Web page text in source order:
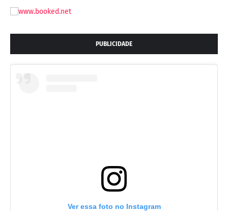
PUBLICIDADE
Ver essa foto no Instagram